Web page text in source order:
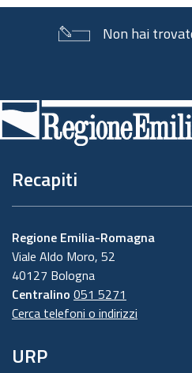
Non hai
di
pagina
Recapiti
Regione Emilia-Romagna
Viale Aldo Moro, 52
40127 Bologna
Centralino 051 5271
Cerca telefoni o indirizzi
URP